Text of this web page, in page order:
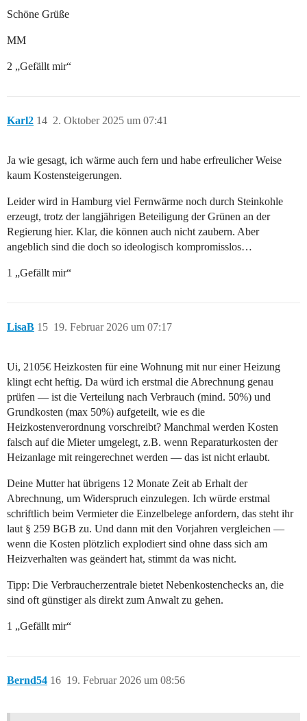
Schöne Grüße
MM
2 „Gefällt mir“
Karl2 2. Oktober 2025 um 07:41
14
Ja wie gesagt, ich wärme auch fern und habe erfreulicher Weise
kaum Kostensteigerungen.
Leider wird in Hamburg viel Fernwärme noch durch Steinkohle
erzeugt, trotz der langjährigen Beteiligung der Grünen an der
Regierung hier. Klar, die können auch nicht zaubern. Aber
angeblich sind die doch so ideologisch kompromisslos…
1 „Gefällt mir“
LisaB 19. Februar 2026 um 07:17
15
Ui, 2105€ Heizkosten für eine Wohnung mit nur einer Heizung
klingt echt heftig. Da würd ich erstmal die Abrechnung genau
prüfen — ist die Verteilung nach Verbrauch (mind. 50%) und
Grundkosten (max 50%) aufgeteilt, wie es die
Heizkostenverordnung vorschreibt? Manchmal werden Kosten
falsch auf die Mieter umgelegt, z.B. wenn Reparaturkosten der
Heizanlage mit reingerechnet werden — das ist nicht erlaubt.
Deine Mutter hat übrigens 12 Monate Zeit ab Erhalt der
Abrechnung, um Widerspruch einzulegen. Ich würde erstmal
schriftlich beim Vermieter die Einzelbelege anfordern, das steht ihr
laut § 259 BGB zu. Und dann mit den Vorjahren vergleichen —
wenn die Kosten plötzlich explodiert sind ohne dass sich am
Heizverhalten was geändert hat, stimmt da was nicht.
Tipp: Die Verbraucherzentrale bietet Nebenkostenchecks an, die
sind oft günstiger als direkt zum Anwalt zu gehen.
1 „Gefällt mir“
Bernd54 19. Februar 2026 um 08:56
16